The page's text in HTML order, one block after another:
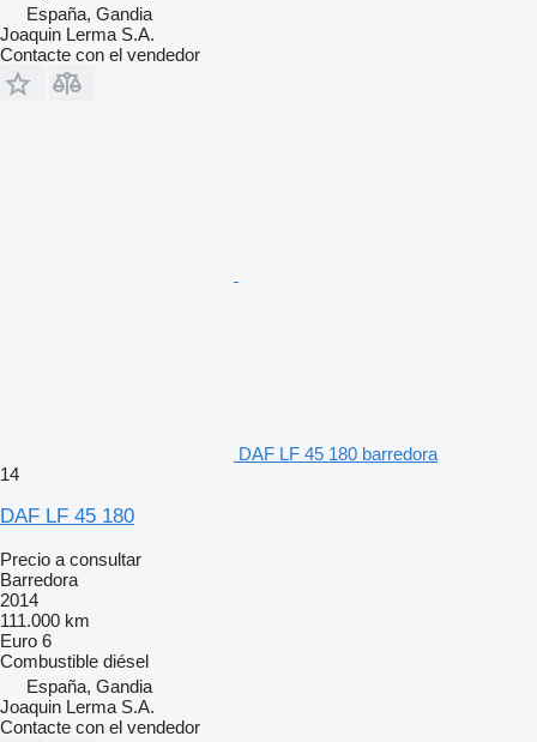
España, Gandia
Joaquin Lerma S.A.
Contacte con el vendedor
DAF LF 45 180 barredora
14
DAF LF 45 180
Precio a consultar
Barredora
2014
111.000 km
Euro 6
Combustible diésel
España, Gandia
Joaquin Lerma S.A.
Contacte con el vendedor